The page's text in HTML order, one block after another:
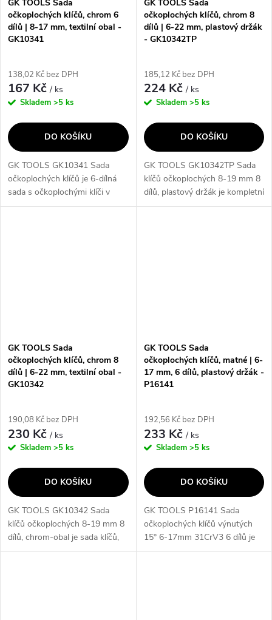
GK TOOLS Sada
očkoplochých klíčů, chrom 6
dílů | 8-17 mm, textilní obal -
GK10341
138,02 Kč bez DPH
167 Kč/ ks
Skladem >5 ks
DO KOŠÍKU
GK TOOLS GK10341 Sada
očkoplochých klíčů je 6-dílná
sada s očkoplochými klíči v
textilním obalu. Klíče jsou
GK TOOLS Sada
očkoplochých klíčů, chrom 8
dílů | 6-22 mm, plastový držák
- GK10342TP
185,12 Kč bez DPH
224 Kč/ ks
Skladem >5 ks
DO KOŠÍKU
GK TOOLS GK10342TP Sada
klíčů očkoplochých 8-19 mm 8
dílů, plastový držák je kompletní
sada očkoplochých klíčů, která
GK TOOLS Sada
očkoplochých klíčů, chrom 8
dílů | 6-22 mm, textilní obal -
GK10342
190,08 Kč bez DPH
230 Kč/ ks
Skladem >5 ks
DO KOŠÍKU
GK TOOLS GK10342 Sada
klíčů očkoplochých 8-19 mm 8
dílů, chrom-obal je sada klíčů,
která obsahuje 8 dílů o
GK TOOLS Sada
očkoplochých klíčů, matné | 6-
17 mm, 6 dílů, plastový držák -
P16141
192,56 Kč bez DPH
233 Kč/ ks
Skladem >5 ks
DO KOŠÍKU
GK TOOLS P16141 Sada
očkoplochých klíčů výnutých
15° 6-17mm 31CrV3 6 dílů je
sada očkoplochých klíčů v